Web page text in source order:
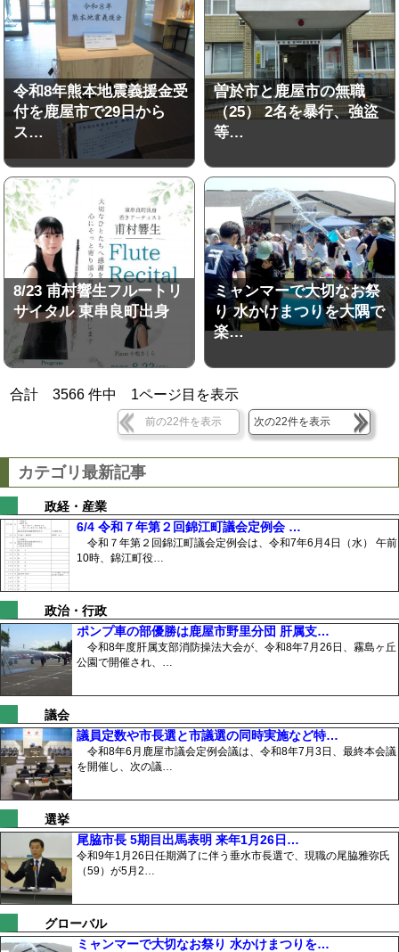
令和8年熊本地震義援金受
付を鹿屋市で29日から
ス…
曽於市と鹿屋市の無職
（25） 2名を暴行、強盜
等…
8/23 甫村響生フルートリ
サイタル 東串良町出身
ミャンマーで大切なお祭
り 水かけまつりを大隅で
楽…
合計3566 件中 1ページ目を表示
前の22件を表示 次の22件を表示
カテゴリ最新記事
政経・産業
6/4 令和７年第２回錦江町議会定例会 …
令和７年第２回錦江町議会定例会は、令和7年6月4日（水） 午前
10時、錦江町役…
政治・行政
ポンプ車の部優勝は鹿屋市野里分団 肝属支…
令和8年度肝属支部消防操法大会が、令和8年7月26日、霧島ヶ丘
公園で開催され、…
議会
議員定数や市長選と市議選の同時実施など特…
令和8年6月鹿屋市議会定例会議は、令和8年7月3日、最終本会議
を開催し、次の議…
選挙
尾脇市長 5期目出馬表明 来年1月26日…
令和9年1月26日任期満了に伴う垂水市長選で、現職の尾脇雅弥氏
（59）が5月2…
グローバル
ミャンマーで大切なお祭り 水かけまつりを…